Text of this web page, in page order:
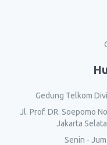
Gedung Telkom
Jl. Prof. DR. Soepomo
Jakarta
Senin -